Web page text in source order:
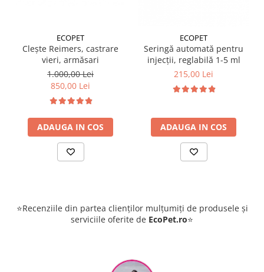
ECOPET
Clește Reimers, castrare
vieri, armăsari
1.000,00 Lei
850,00 Lei
ADAUGA IN COS
ECOPET
Seringă automată pentru
injecții, reglabilă 1-5 ml
215,00 Lei
ADAUGA IN COS
⭐Recenziile din partea clienților mulțumiți de produsele și
serviciile oferite de EcoPet.ro⭐